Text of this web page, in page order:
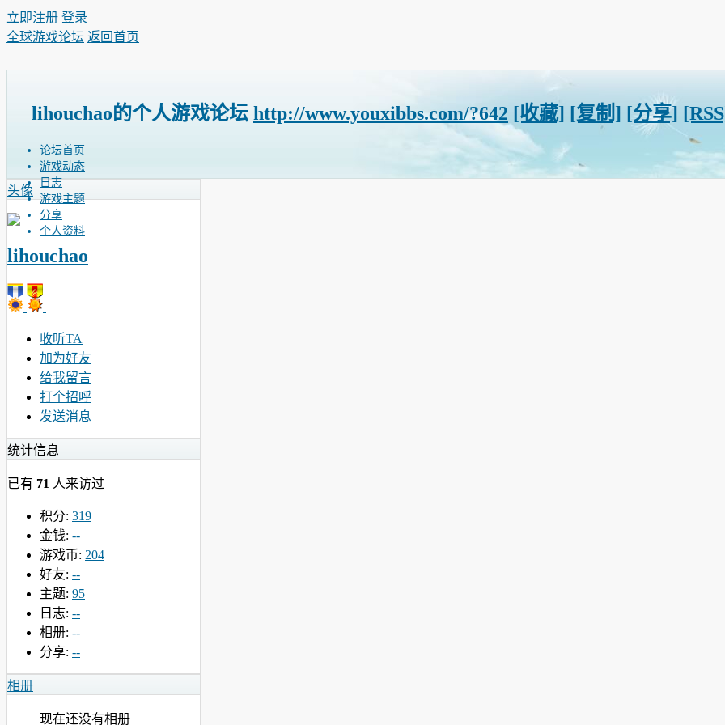
立即注册 登录
全球游戏论坛 返回首页
lihouchao的个人游戏论坛 http://www.youxibbs.com/?642 [收藏] [复制] [分享]
论坛首页
游戏动态
日志
游戏主题
分享
个人资料
头像
lihouchao
收听TA
加为好友
给我留言
打个招呼
发送消息
统计信息
已有 71 人来访过
积分: 319
金钱: --
游戏币: 204
好友: --
主题: 95
日志: --
相册: --
分享: --
相册
现在还没有相册